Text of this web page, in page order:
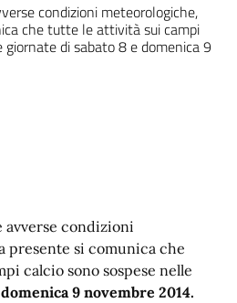
condizioni meteorologiche,
che tutte le attività sui campi
giornate di sabato 8 e domenica 9
avverse condizioni
presente si comunica che
calcio sono sospese nelle
9 novembre 2014.